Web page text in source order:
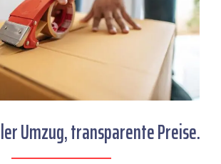
Umzug, transparente Preise.